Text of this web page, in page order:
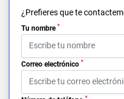
¿Prefieres que te
Tu nombre *
Correo electrónico *